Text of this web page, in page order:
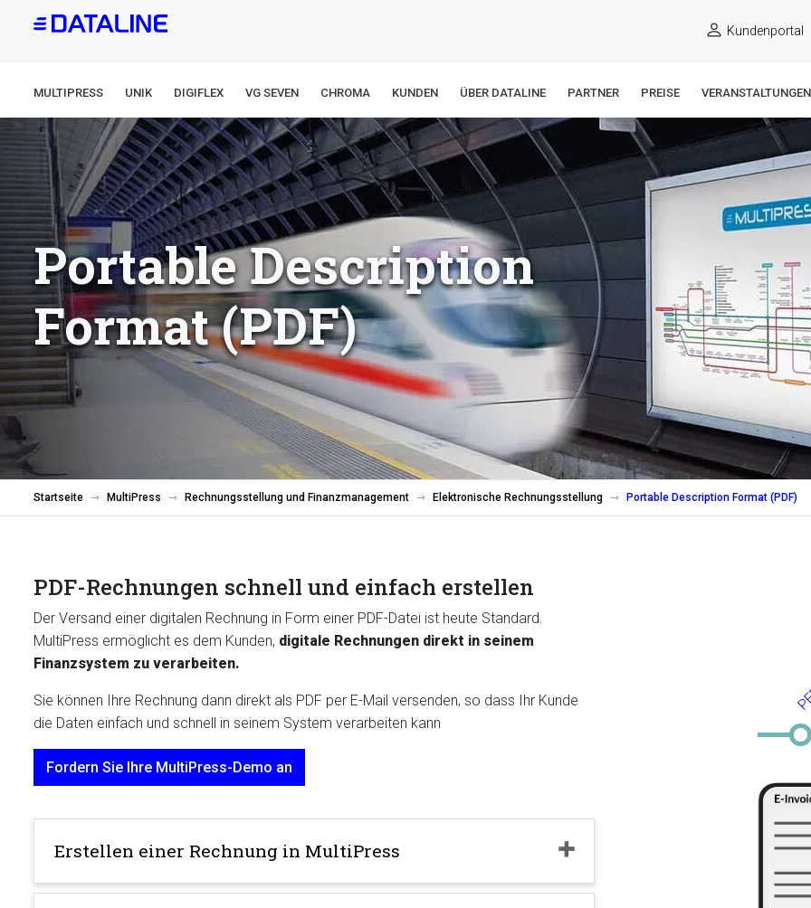
Kundenportal
MULTIPRESS UNIK DIGIFLEX VG SEVEN CHROMA KUNDEN ÜBER DATALINE PARTNER PREISE VERANSTALTUNGEN
Portable Description
Format (PDF)
Startseite MultiPress Rechnungsstellung und Finanzmanagement Elektronische Rechnungsstellung Portable Description Format (PDF)
PDF-Rechnungen schnell und einfach erstellen
Der Versand einer digitalen Rechnung in Form einer PDF-Datei ist heute Standard.
MultiPress ermöglicht es dem Kunden, digitale Rechnungen direkt in seinem
Finanzsystem zu verarbeiten.
Sie können Ihre Rechnung dann direkt als PDF per E-Mail versenden, so dass Ihr Kunde
die Daten einfach und schnell in seinem System verarbeiten kann
Fordern Sie Ihre MultiPress-Demo an
Erstellen einer Rechnung in MultiPress